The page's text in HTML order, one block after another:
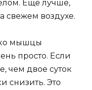
Еще лучше,
свежем воздухе.
мышцы
просто. Если
чем двое суток
снизить. Это